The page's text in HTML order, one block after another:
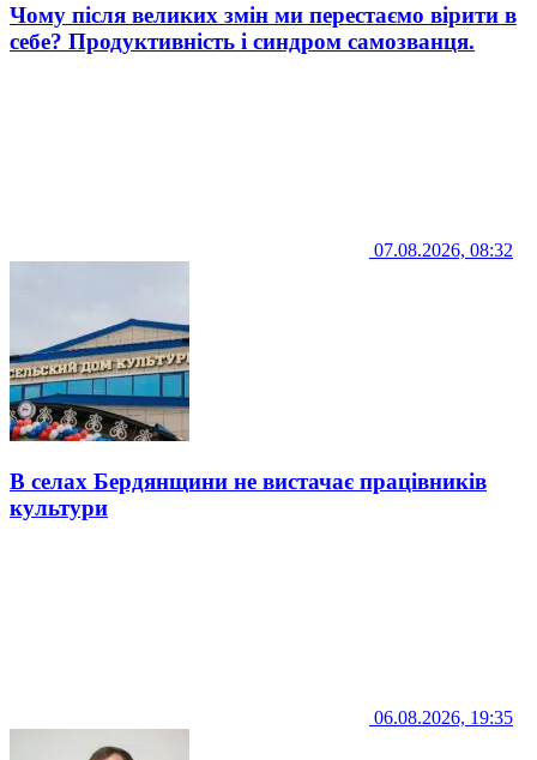
Чому після великих змін ми перестаємо вірити в
себе? Продуктивність і синдром самозванця.
07.08.2026, 08:32
В селах Бердянщини не вистачає працівників
культури
06.08.2026, 19:35